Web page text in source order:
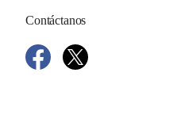
Contáctanos